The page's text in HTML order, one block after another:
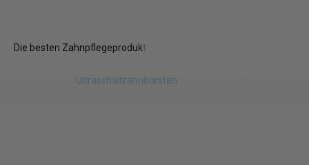
Ultraschallzahnbürsten